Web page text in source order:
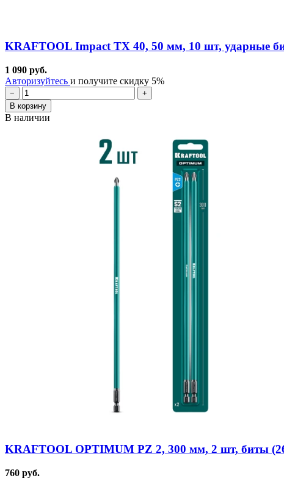
KRAFTOOL Impact TX 40, 50 мм, 10 шт, ударные
1 090 руб.
Авторизуйтесь и получите скидку 5%
−
+
В корзину
В наличии
KRAFTOOL OPTIMUM PZ 2, 300 мм, 2 шт, биты
760 руб.